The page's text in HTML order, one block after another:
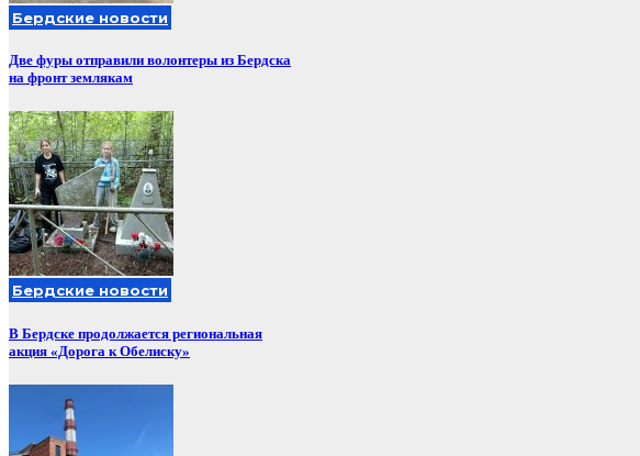
Бердские новости
Две фуры отправили волонтеры из Бердска
на фронт землякам
Бердские новости
В Бердске продолжается региональная
акция «Дорога к Обелиску»